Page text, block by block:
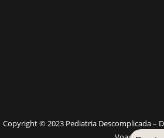
Copyright © 2023 Pediatria Descomplicada –